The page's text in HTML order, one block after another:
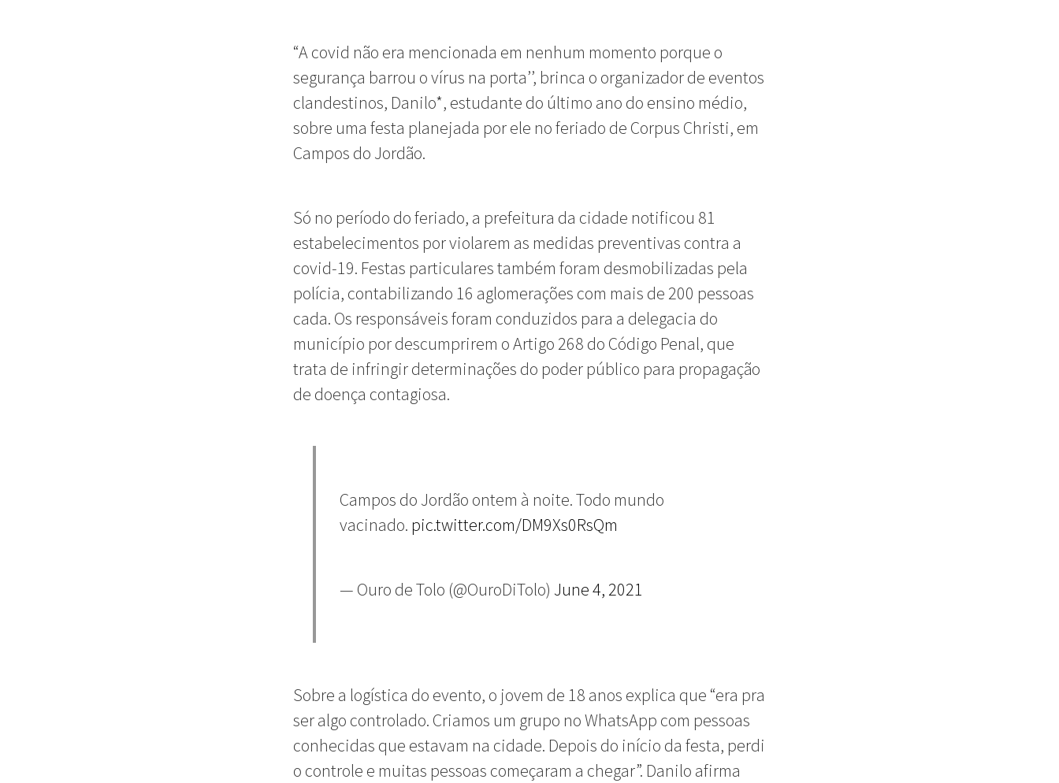
“A covid não era mencionada em nenhum momento porque o
segurança barrou o vírus na porta’’, brinca o organizador de eventos
clandestinos, Danilo*, estudante do último ano do ensino médio,
sobre uma festa planejada por ele no feriado de Corpus Christi, em
Campos do Jordão.
Só no período do feriado, a prefeitura da cidade notificou 81
estabelecimentos por violarem as medidas preventivas contra a
covid-19. Festas particulares também foram desmobilizadas pela
polícia, contabilizando 16 aglomerações com mais de 200 pessoas
cada. Os responsáveis foram conduzidos para a delegacia do
município por descumprirem o Artigo 268 do Código Penal, que
trata de infringir determinações do poder público para propagação
de doença contagiosa.
Campos do Jordão ontem à noite. Todo mundo
vacinado. pic.twitter.com/DM9Xs0RsQm
— Ouro de Tolo (@OuroDiTolo) June 4, 2021
Sobre a logística do evento, o jovem de 18 anos explica que “era pra
ser algo controlado. Criamos um grupo no WhatsApp com pessoas
conhecidas que estavam na cidade. Depois do início da festa, perdi
o controle e muitas pessoas começaram a chegar”. Danilo afirma